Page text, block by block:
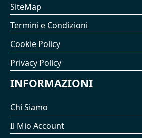
SiteMap
Termini e Condizioni
Cookie Policy
Privacy Policy
INFORMAZIONI
Chi Siamo
Il Mio Account